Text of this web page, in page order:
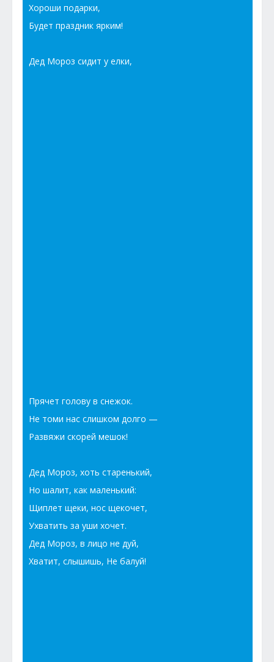
Хороши подарки,
Будет праздник ярким!
Дед Мороз сидит у елки,
Прячет голову в снежок.
Не томи нас слишком долго —
Развяжи скорей мешок!
Дед Мороз, хоть старенький,
Но шалит, как маленький:
Щиплет щеки, нос щекочет,
Ухватить за уши хочет.
Дед Мороз, в лицо не дуй,
Хватит, слышишь, Не балуй!